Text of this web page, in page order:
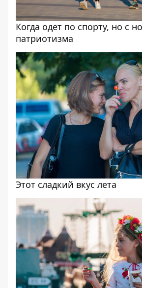
Когда одет по спорту, но с
патриотизма
Этот сладкий вкус лета